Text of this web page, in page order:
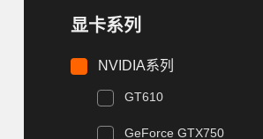
显卡系列
NVIDIA系列
GT610
GeForce GTX750